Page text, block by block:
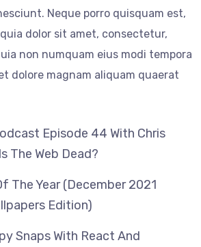
Neque porro quisquam est,
dolor sit amet, consectetur,
non numquam eius modi tempora
dolore magnam aliquam quaerat
Episode 44 With Chris
The Web Dead?
The Year (December 2021
Edition)
Snaps With React And